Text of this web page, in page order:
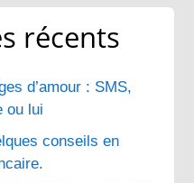
récents
d’amour : SMS,
ou lui
conseils en